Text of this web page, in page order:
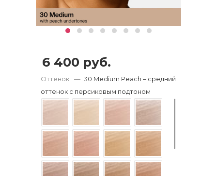
6 400 руб.
Оттенок — 30 Medium Peach – средний
оттенок с персиковым подтоном